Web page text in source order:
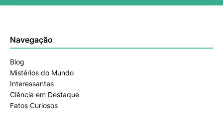
Navegação
Blog
Mistérios do Mundo
Interessantes
Ciência em Destaque
Fatos Curiosos